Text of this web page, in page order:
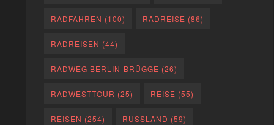
RADFAHREN (100) RADREISE (86)
RADREISEN (44)
RADWEG BERLIN-BRÜGGE (26)
RADWESTTOUR (25) REISE (55)
REISEN (254) RUSSLAND (59)